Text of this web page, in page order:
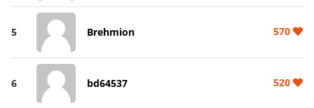
5 Brehmion 570
6 bd64537 520